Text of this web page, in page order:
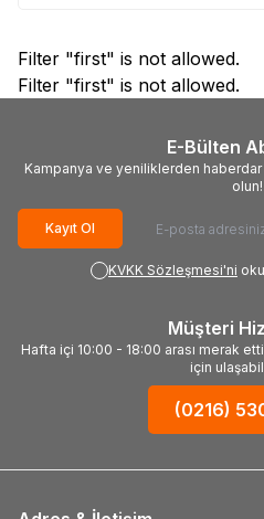
Filter "first" is not allowed.
Filter "first" is not allowed.
E-Bülten
Kampanya ve yeniliklerden
olun!
Kayıt Ol
KVKK Sözleşmesi'ni
Müşteri
Hafta içi 10:00 - 18:00 arası merak
için
(0216)